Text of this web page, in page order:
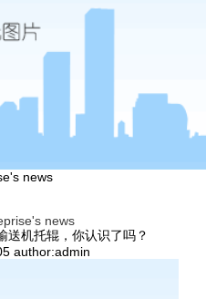
news
news
送机托辊，你认识了吗？
author:admin